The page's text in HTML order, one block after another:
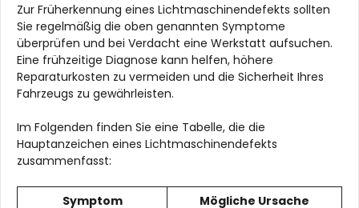
Zur Früherkennung eines Lichtmaschinendefekts sollten
Sie regelmäßig die oben genannten Symptome
überprüfen und bei Verdacht eine Werkstatt aufsuchen.
Eine frühzeitige Diagnose kann helfen, höhere
Reparaturkosten zu vermeiden und die Sicherheit Ihres
Fahrzeugs zu gewährleisten.
Im Folgenden finden Sie eine Tabelle, die die
Hauptanzeichen eines Lichtmaschinendefekts
zusammenfasst:
Symptom
Mögliche Ursache